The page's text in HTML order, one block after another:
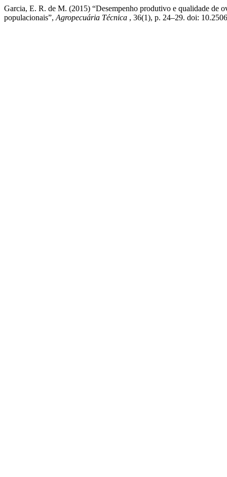
Garcia, E. R. de M. (2015) “Desempenho produtivo e qualidade de
populacionais”, Agropecuária Técnica , 36(1), p. 24–29. doi: